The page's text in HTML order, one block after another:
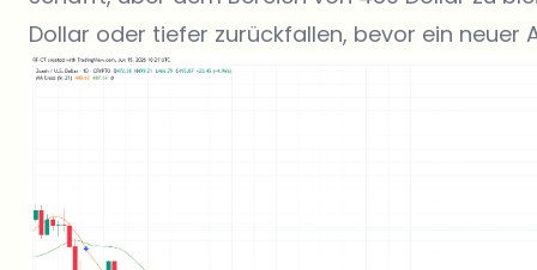
Dollar oder tiefer zurückfallen, bevor ein neuer